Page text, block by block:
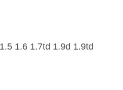
1.6 1.7td 1.9d 1.9td